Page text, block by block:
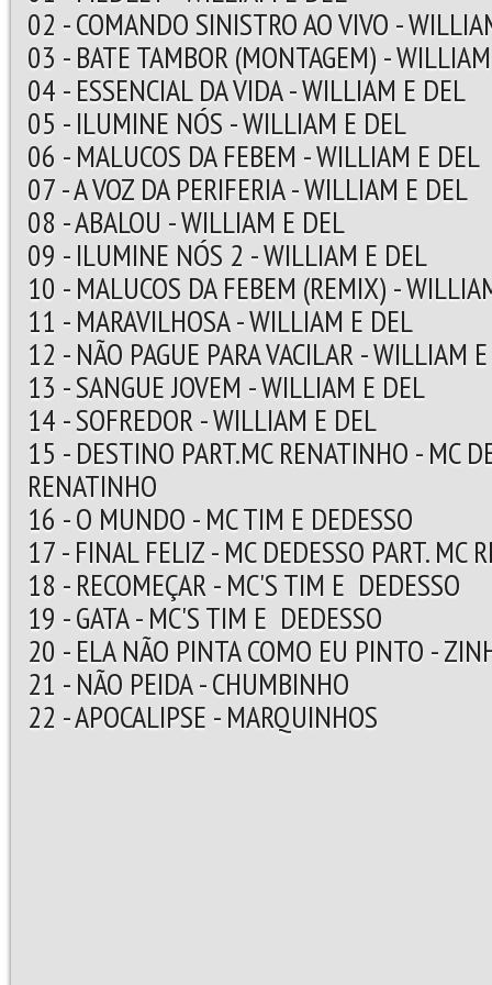
02 - COMANDO SINISTRO AO VIVO -
03 - BATE TAMBOR (MONTAGEM) -
04 - ESSENCIAL DA VIDA - WILLIAM E DEL
05 - ILUMINE NÓS - WILLIAM E DEL
06 - MALUCOS DA FEBEM - WILLIAM E DEL
07 - A VOZ DA PERIFERIA - WILLIAM E DEL
08 - ABALOU - WILLIAM E DEL
09 - ILUMINE NÓS 2 - WILLIAM E DEL
10 - MALUCOS DA FEBEM (REMIX) -
11 - MARAVILHOSA - WILLIAM E DEL
12 - NÃO PAGUE PARA VACILAR - WILLIAM
13 - SANGUE JOVEM - WILLIAM E DEL
14 - SOFREDOR - WILLIAM E DEL
15 - DESTINO PART.MC RENATINHO - MC
RENATINHO
16 - O MUNDO - MC TIM E DEDESSO
17 - FINAL FELIZ - MC DEDESSO PART. MC
18 - RECOMEÇAR - MC'S TIM E DEDESSO
19 - GATA - MC'S TIM E DEDESSO
20 - ELA NÃO PINTA COMO EU PINTO -
21 - NÃO PEIDA - CHUMBINHO
22 - APOCALIPSE - MARQUINHOS